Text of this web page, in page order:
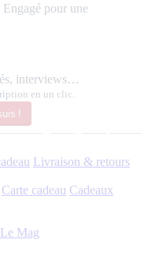
Engagé pour une
interviews…
en un clic.
!
Livraison & retours
Carte cadeau Cadeaux
Mag